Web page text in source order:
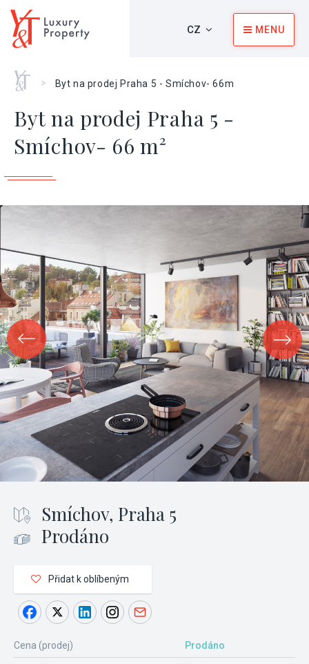
CZ MENU
Home
> Byt na prodej Praha 5 - Smíchov- 66m
Byt na prodej Praha 5 -
Smíchov- 66 m²
Smíchov, Praha 5
Prodáno
Přidat k oblíbeným
Cena (prodej) Prodáno